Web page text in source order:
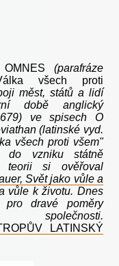
(parafráze
všech proti
měst, států a lidí
době anglický
ve spisech O
(latinské vyd.
všech proti všem"
do vzniku státně
teorii si ověřoval
Svět jako vůle a
vůle k životu. Dnes
dravé poměry
LATINSKÝ